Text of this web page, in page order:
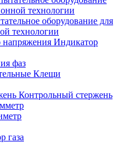
оборудование для
технологии
Индикатор
фаз
Клещи
Контрольный стержень
газа